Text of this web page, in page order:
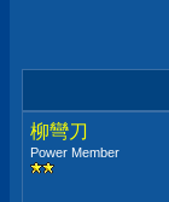
柳彎刀
Power Member